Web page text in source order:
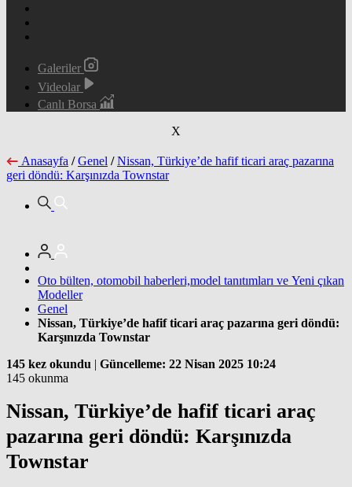
Galeriler
Videolar
Canlı Borsa
X
Anasayfa / Genel / Nissan, Türkiye’de hafif ticari araç pazarına
geri döndü: Karşınızda Townstar
Oto bülten, otomobil haberleri,model tanıtımları ve Yeni çıkan
Modeller
Genel
Nissan, Türkiye’de hafif ticari araç pazarına geri döndü:
Karşınızda Townstar
145 kez okundu | Güncelleme: 22 Nisan 2025 10:24
145 okunma
Nissan, Türkiye’de hafif ticari araç
pazarına geri döndü: Karşınızda
Townstar